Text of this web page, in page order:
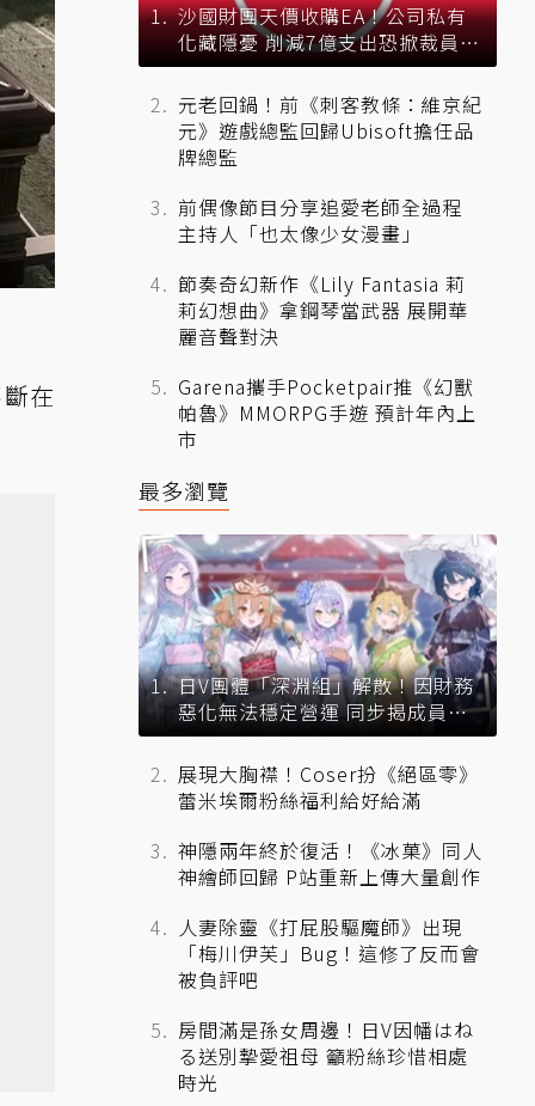
在
沙國財團天價收購EA！公司私有
化藏隱憂 削減7億支出恐掀裁員風
暴？
元老回鍋！前《刺客教條：維京紀
元》遊戲總監回歸Ubisoft擔任品
牌總監
前偶像節目分享追愛老師全過程
主持人「也太像少女漫畫」
節奏奇幻新作《Lily Fantasia 莉
莉幻想曲》拿鋼琴當武器 展開華
麗音聲對決
Garena攜手Pocketpair推《幻獸
帕魯》MMORPG手遊 預計年內上
市
最多瀏覽
日V團體「深淵組」解散！因財務
惡化無法穩定營運 同步揭成員未
來去向
展現大胸襟！Coser扮《絕區零》
蕾米埃爾粉絲福利給好給滿
神隱兩年終於復活！《冰菓》同人
神繪師回歸 P站重新上傳大量創作
人妻除靈《打屁股驅魔師》出現
「梅川伊芙」Bug！這修了反而會
被負評吧
房間滿是孫女周邊！日V因幡はね
る送別摯愛祖母 籲粉絲珍惜相處
時光